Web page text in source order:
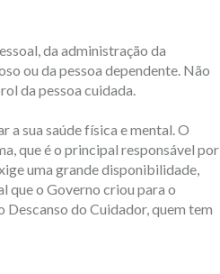
da administração da
ou da pessoa dependente. Não
da pessoa cuidada.
a sua saúde física e mental. O
que é o principal responsável por
uma grande disponibilidade,
que o Governo criou para o
do Cuidador, quem tem